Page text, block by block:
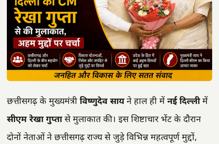
छत्तीसगढ़ के मुख्यमंत्री विष्णुदेव सायने हाल ही में नई दिल्लीमें
सीएम रेखा गुप्तासे मुलाकात की। इस शिष्टाचार भेंट के दौरान
दोनों नेताओं ने छत्तीसगढ़ राज्य से जुड़े विभिन्न महत्वपूर्ण मुद्दों,